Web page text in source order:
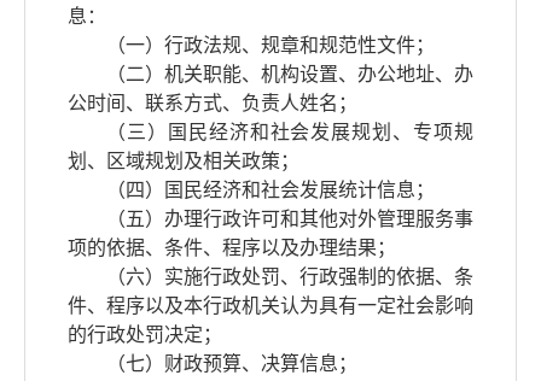
息：
（一）行政法规、规章和规范性文件；
（二）机关职能、机构设置、办公地址、办
公时间、联系方式、负责人姓名；
（三）国民经济和社会发展规划、专项规
划、区域规划及相关政策；
（四）国民经济和社会发展统计信息；
（五）办理行政许可和其他对外管理服务事
项的依据、条件、程序以及办理结果；
（六）实施行政处罚、行政强制的依据、条
件、程序以及本行政机关认为具有一定社会影响
的行政处罚决定；
（七）财政预算、决算信息；